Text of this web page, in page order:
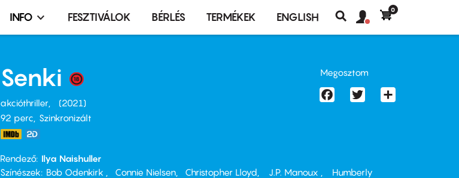
Infó,
terembérlés
menü
INFO FESZTIVÁLOK BÉRLÉS TERMÉKEK ENGLISH
Keresés
fiók
Felhasználói
0
Senki
akcióthriller
2021
92 perc,
Szinkronizált
Rendező Ilya Naishuller
Színészek
Bob Odenkirk Connie Nielsen Christopher Lloyd J.P. Manoux
Humberly
Megosztom
FacebookTwitter